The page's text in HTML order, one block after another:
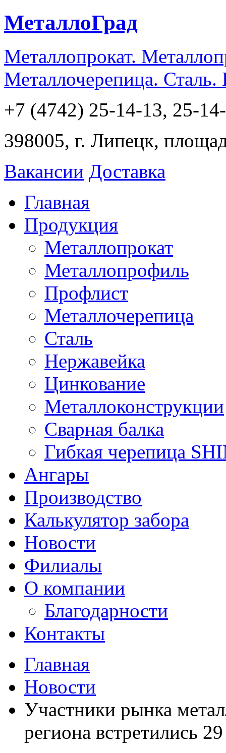
МеталлоГрад
Металлопрокат.
Металлочерепица.
+7 (4742) 25-14-13, 25-
398005, г. Липецк,
Вакансии Доставка
Главная
Продукция
Металлопрокат
Металлопрофиль
Профлист
Металлочерепица
Сталь
Нержавейка
Цинкование
Металлоконструкции
Сварная балка
Гибкая черепица
Ангары
Производство
Калькулятор забора
Новости
Филиалы
О компании
Благодарности
Контакты
Главная
Новости
Участники рынка
региона встретились